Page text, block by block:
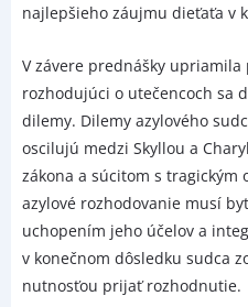
najlepšieho záujmu dieťaťa v
V závere prednášky
rozhodujúci o utečencoch sa
dilemy. Dilemy azylového
oscilujú medzi Skyllou a
zákona a súcitom s tragickým
azylové rozhodovanie musí
uchopením jeho účelov a
v konečnom dôsledku sudca
nutnosťou prijať rozhodnutie.